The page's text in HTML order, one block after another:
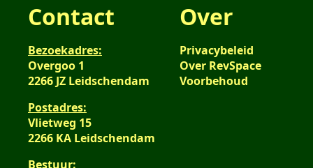
Contact
Bezoekadres:
Overgoo 1
2266 JZ Leidschendam
Postadres:
Vlietweg 15
2266 KA Leidschendam
Bestuur:
Over
Privacybeleid
Over RevSpace
Voorbehoud